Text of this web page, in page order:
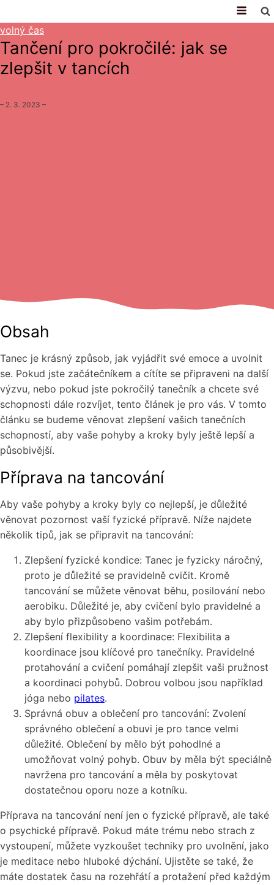
volný čas
Tančení pro pokročilé: jak se
zlepšit v tancích
– 2. 3. 2023 –
Obsah
Tanec je krásný způsob, jak vyjádřit své emoce a uvolnit
se. Pokud jste začátečníkem a cítíte se připraveni na další
výzvu, nebo pokud jste pokročilý tanečník a chcete své
schopnosti dále rozvíjet, tento článek je pro vás. V tomto
článku se budeme věnovat zlepšení vašich tanečních
schopností, aby vaše pohyby a kroky byly ještě lepší a
působivější.
Příprava na tancování
Aby vaše pohyby a kroky byly co nejlepší, je důležité
věnovat pozornost vaší fyzické přípravě. Níže najdete
několik tipů, jak se připravit na tancování:
Zlepšení fyzické kondice: Tanec je fyzicky náročný,
proto je důležité se pravidelně cvičit. Kromě
tancování se můžete věnovat běhu, posilování nebo
aerobiku. Důležité je, aby cvičení bylo pravidelné a
aby bylo přizpůsobeno vašim potřebám.
Zlepšení flexibility a koordinace: Flexibilita a
koordinace jsou klíčové pro tanečníky. Pravidelné
protahování a cvičení pomáhají zlepšit vaši pružnost
a koordinaci pohybů. Dobrou volbou jsou například
jóga nebo pilates.
Správná obuv a oblečení pro tancování: Zvolení
správného oblečení a obuvi je pro tance velmi
důležité. Oblečení by mělo být pohodlné a
umožňovat volný pohyb. Obuv by měla být speciálně
navržena pro tancování a měla by poskytovat
dostatečnou oporu noze a kotníku.
Příprava na tancování není jen o fyzické přípravě, ale také
o psychické přípravě. Pokud máte trému nebo strach z
vystoupení, můžete vyzkoušet techniky pro uvolnění, jako
je meditace nebo hluboké dýchání. Ujistěte se také, že
máte dostatek času na rozehřátí a protažení před každým